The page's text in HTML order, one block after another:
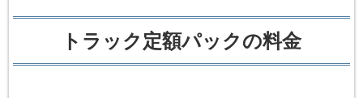
トラック定額パックの料金